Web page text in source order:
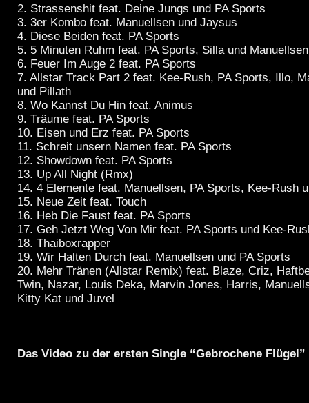
2. Strassenshit feat. Deine Jungs und PA Sports
3. 3er Kombo feat. Manuellsen und Jaysus
4. Diese Beiden feat. PA Sports
5. 5 Minuten Ruhm feat. PA Sports, Silla und Manuellsen
6. Feuer Im Auge 2 feat. PA Sports
7. Allstar Track Part 2 feat. Kee-Rush, PA Sports, Illo,
und Pillath
8. Wo Kannst Du Hin feat. Animus
9. Träume feat. PA Sports
10. Eisen und Erz feat. PA Sports
11. Schreit unsern Namen feat. PA Sports
12. Showdown feat. PA Sports
13. Up All Night (Rmx)
14. 4 Elemente feat. Manuellsen, PA Sports, Kee-Rush
15. Neue Zeit feat. Touch
16. Heb Die Faust feat. PA Sports
17. Geh Jetzt Weg Von Mir feat. PA Sports und Kee-
18. Thaiboxrapper
19. Wir Halten Durch feat. Manuellsen und PA Sports
20. Mehr Tränen (Allstar Remix) feat. Blaze, Criz,
Twin, Nazar, Louis Deka, Marvin Jones, Harris,
Kitty Kat und Juvel
Das Video zu der ersten Single “Gebrochene